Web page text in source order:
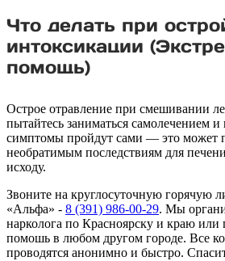
Что делать при
интоксикации
помощь)
Острое отравление при смешивании
пытайтесь заниматься самолечением
симптомы пройдут сами — это может
необратимым последствиям для
исходу.
Звоните на круглосуточную горячую
«Альфа» - 8 (391) 986-00-29. Мы
нарколога по Красноярску и краю или
помошь в любом другом городе. Все
проводятся анонимно и быстро.